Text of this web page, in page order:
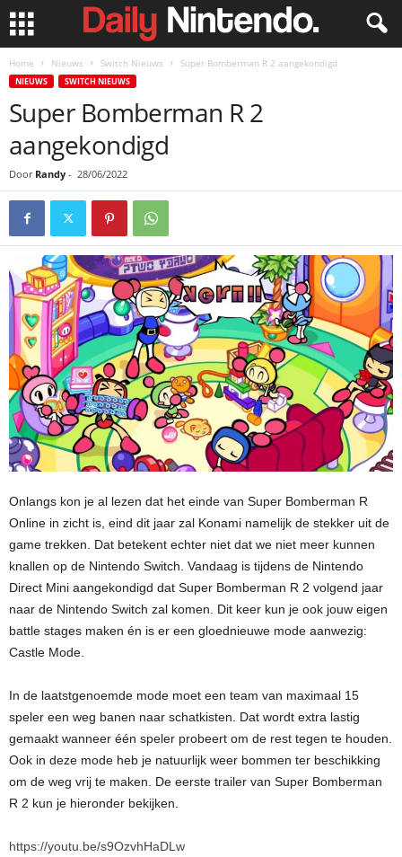
Home Nieuws Switch Nieuws Super Bomberman R 2 aangekondigd
NIEUWS SWITCH NIEUWS
Super Bomberman R 2
aangekondigd
Door Randy - 28/06/2022
Onlangs kon je al lezen dat het einde van Super Bomberman R
Online in zicht is, eind dit jaar zal Konami namelijk de stekker uit de
game trekken. Dat betekent echter niet dat we niet meer kunnen
knallen op de Nintendo Switch. Vandaag is tijdens de Nintendo
Direct Mini aangekondigd dat Super Bomberman R 2 volgend jaar
naar de Nintendo Switch zal komen. Dit keer kun je ook jouw eigen
battle stages maken én is er een gloednieuwe mode aanwezig:
Castle Mode.
In de laatstgenoemde mode moet een team van maximaal 15
speler een weg banen naar schatkisten. Dat wordt extra lastig
gemaakt wanneer één speler probeert om de rest tegen te houden.
Ook in deze mode heb je natuurlijk weer bommen ter beschikking
om de weg vrij te maken. De eerste trailer van Super Bomberman
R 2 kun je hieronder bekijken.
https://youtu.be/s9OzvhHaDLw